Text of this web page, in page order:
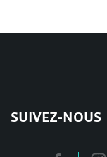
SUIVEZ-NOUS